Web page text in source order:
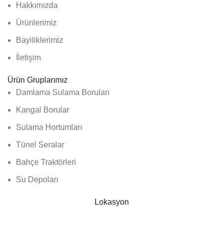
Hakkımızda
Ürünlerimiz
Bayiliklerimiz
İletişim
Ürün Gruplarımız
Damlama Sulama Boruları
Kangal Borular
Sulama Hortumları
Tünel Seralar
Bahçe Traktörleri
Su Depoları
Lokasyon